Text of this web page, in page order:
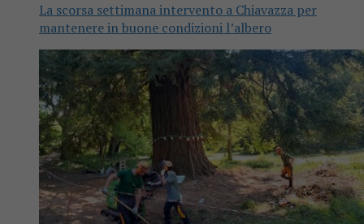
La scorsa settimana intervento a Chiavazza per
mantenere in buone condizioni l’albero